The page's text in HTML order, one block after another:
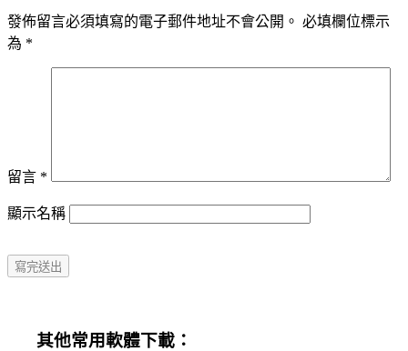
發佈留言必須填寫的電子郵件地址不會公開。 必填欄位標示
為 *
留言 *
顯示名稱
其他常用軟體下載：